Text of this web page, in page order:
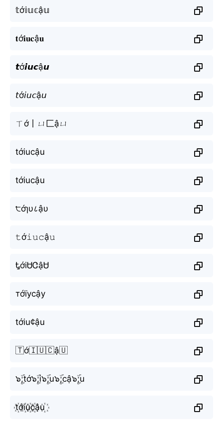
𝕥ớ𝕚𝕦𝕔ậ𝕦
𝐭ớ𝐢𝐮𝐜ậ𝐮
𝙩ớ𝙞𝙪𝙘ậ𝙪
𝘵ớ𝘪𝘶𝘤ậ𝘶
ㄒớ丨ㄩ匚ậㄩ
tớiucậu
tớiucậu
੮ớɿυ८ậυ
𝚝ớ𝚒𝚞𝚌ậ𝚞
ᎿớiᏌᏣậᏌ
тớїусậу
tớiu¢ậu
🇹ớ🇮🇺🇨ậ🇺
๖ۣۜ;tớ๖ۣۜ;i๖ۣۜ;u๖ۣۜ;cậ๖ۣۜ;u
t꙰ới꙰u꙰c꙰ậu꙰